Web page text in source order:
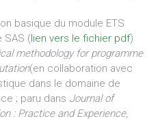
basique du module ETS
SAS (lien vers le fichier pdf)
methodology for programme
(en collaboration avec
dans le domaine de
; paru dans Journal of
: Practice and Experience,